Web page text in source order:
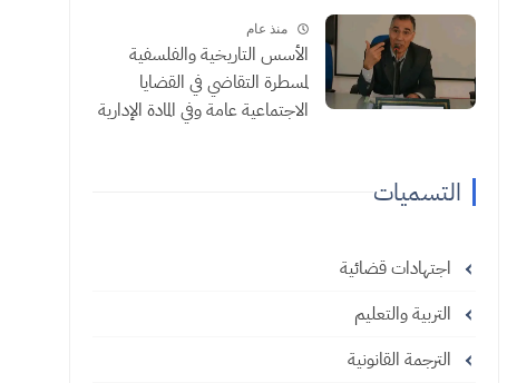
منذ عام
الأسس التاريخية والفلسفية
لمسطرة التقاضي في القضايا
الاجتماعية عامة وفي المادة الإدارية
التسميات
اجتهادات قضائية
التربية والتعليم
الترجمة القانونية